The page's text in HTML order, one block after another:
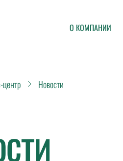
О КОМПАНИИ
Новости